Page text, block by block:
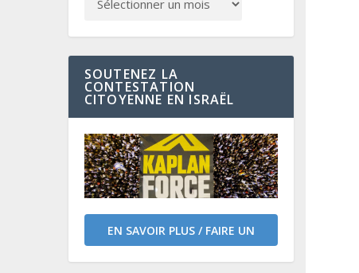
SOUTENEZ LA
CONTESTATION
CITOYENNE EN ISRAËL
EN SAVOIR PLUS / FAIRE UN
DON